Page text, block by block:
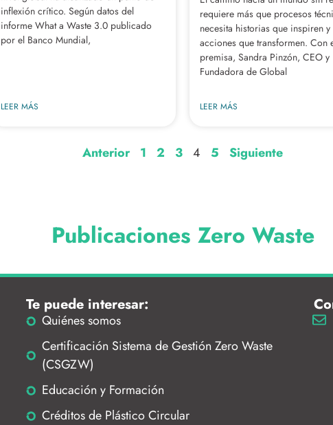
inflexión crítico. Según datos del
informe What a Waste 3.0 publicado
por el Banco Mundial,
LEER MÁS
requiere más que procesos
necesita historias que inspiren y
acciones que transformen. Con
premisa, Sandra Pinzón, CEO y
Fundadora de Global
LEER MÁS
Anterior 1 2 3 4 5 Siguiente
Publicaciones Zero Waste
Te puede interesar:
Quiénes somos
Certificación Sistema de Gestión Zero Waste
(CSGZW)
Educación y Formación
Créditos de Plástico Circular